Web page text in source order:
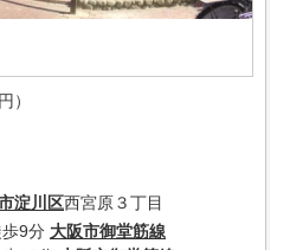
）
淀川区西宮原３丁目
9分 大阪市御堂筋線